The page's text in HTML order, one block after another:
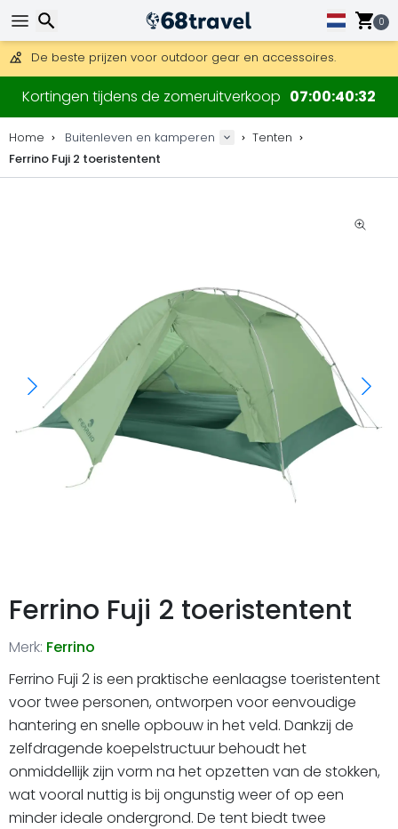
0
DHL Express is ook beschikbaar.
30 dagen retour, 90 dagen voor houten kaarten en
De beste prijzen voor outdoor gear en accessoires.
Kortingen tijdens de zomeruitverkoop 07 00 40 32
Home Buitenleven en kamperen
Tenten
Ferrino Fuji 2 toeristentent
Ferrino Fuji 2 toeristentent
Merk: Ferrino
Ferrino Fuji 2 is een praktische eenlaagse toeristentent
voor twee personen, ontworpen voor eenvoudige
hantering en snelle opbouw in het veld. Dankzij de
zelfdragende koepelstructuur behoudt het
onmiddellijk zijn vorm na het opzetten van de stokken,
wat vooral nuttig is bij ongunstig weer of op een
minder ideale ondergrond. De tent biedt twee
Zoeken